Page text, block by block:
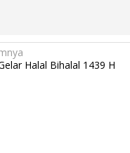
Halal Bihalal 1439 H